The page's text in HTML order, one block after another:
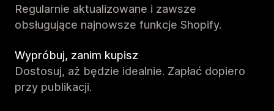
Regularnie aktualizowane i zawsze
obsługujące najnowsze funkcje Shopify.
Wypróbuj, zanim kupisz
Dostosuj, aż będzie idealnie. Zapłać dopiero
przy publikacji.